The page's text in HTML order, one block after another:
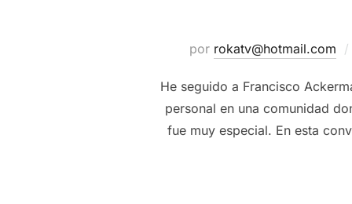
por rokatv@hotmail.com
He seguido a Francisco
personal en una comunidad
fue muy especial. En esta